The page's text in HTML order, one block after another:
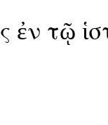
ἐν τῷ